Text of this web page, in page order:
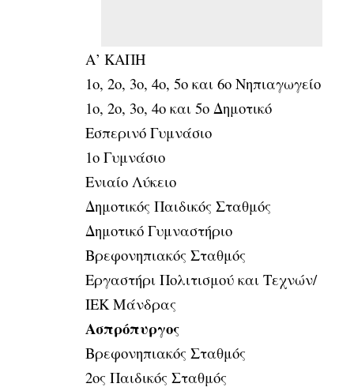
Α’ ΚΑΠΗ
1ο, 2ο, 3ο, 4ο, 5ο και 6ο Νηπιαγωγείο
1ο, 2ο, 3ο, 4ο και 5ο Δημοτικό
Εσπερινό Γυμνάσιο
1ο Γυμνάσιο
Ενιαίο Λύκειο
Δημοτικός Παιδικός Σταθμός
Δημοτικό Γυμναστήριο
Βρεφονηπιακός Σταθμός
Εργαστήρι Πολιτισμού και Τεχνών/
ΙΕΚ Μάνδρας
Ασπρόπυργος
Βρεφονηπιακός Σταθμός
2ος Παιδικός Σταθμός